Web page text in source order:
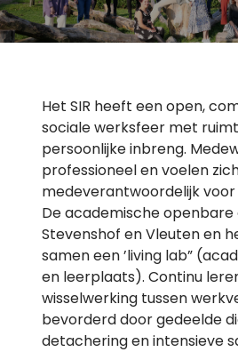
Het SIR heeft een open,
sociale werksfeer met
persoonlijke inbreng.
professioneel en voelen
medeverantwoordelijk
De academische
Stevenshof en Vleuten en
samen een ’living lab”
en leerplaats). Continu
wisselwerking tussen
bevorderd door gedeelde
detachering en intensieve